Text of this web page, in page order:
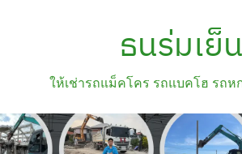
ธนร่มเย็น
ให้เช่ารถแม็คโคร รถแบคโฮ รถห